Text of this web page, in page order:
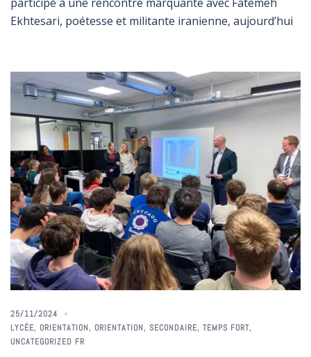
Ekhtesari, poétesse et militante iranienne, aujourd’hui
25/11/2024
LYCÉE, ORIENTATION, ORIENTATION, SECONDAIRE, TEMPS FORT,
UNCATEGORIZED FR